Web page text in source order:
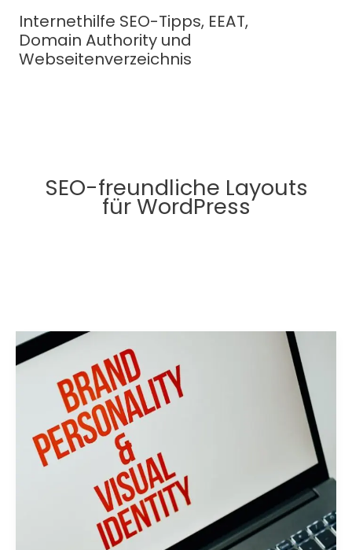
Inhalt
springen
Internethilfe SEO-Tipps, EEAT,
Domain Authority und
Webseitenverzeichnis
SEO-freundliche Layouts
für WordPress